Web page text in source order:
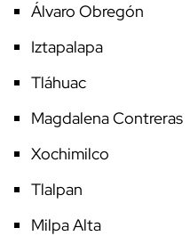
Álvaro Obregón
Iztapalapa
Tláhuac
Magdalena Contreras
Xochimilco
Tlalpan
Milpa Alta